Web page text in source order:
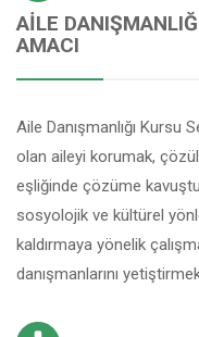
AILE
AMACI
Aile Danışmanlığı Kursu
olan aileyi korumak,
eşliğinde çözüme
sosyolojik ve kültürel
kaldırmaya yönelik
danışmanlarını